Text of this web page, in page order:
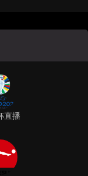
直播